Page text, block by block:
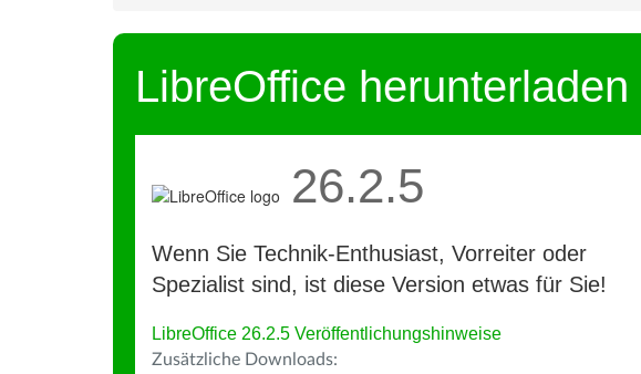
LibreOffice herunterladen
26.2.5
Wenn Sie Technik-Enthusiast, Vorreiter oder
Spezialist sind, ist diese Version etwas für Sie!
LibreOffice 26.2.5 Veröffentlichungshinweise
Zusätzliche Downloads: